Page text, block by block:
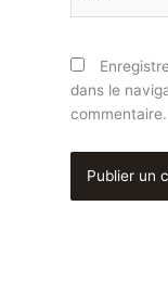
dans le
commentaire.